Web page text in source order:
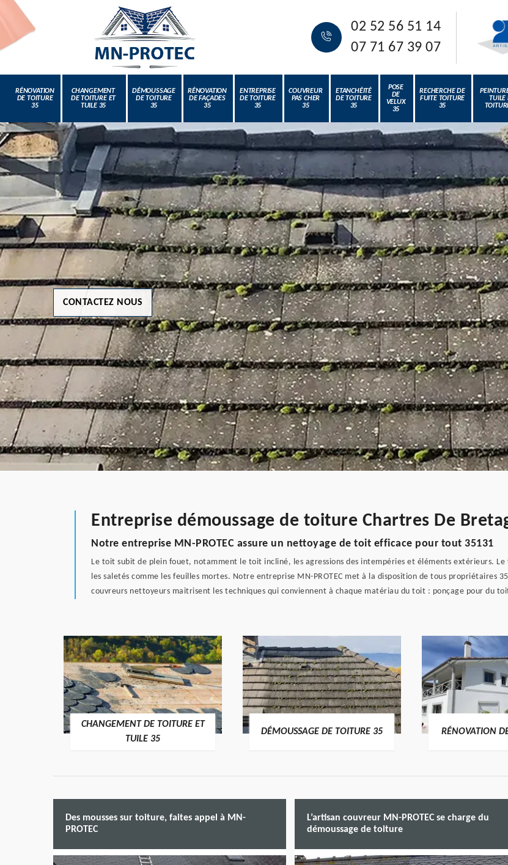
02 52 56 51 14
07 71 67 39 07
RÉNOVATION
DE TOITURE
35
CHANGEMENT
DE TOITURE ET
TUILE 35
DÉMOUSSAGE
DE TOITURE
35
RÉNOVATION
DE FAÇADES
35
ENTREPRISE
DE TOITURE
35
COUVREUR
PAS CHER
35
ETANCHÉITÉ
DE TOITURE
35
POSE
DE
VELUX
35
RECHERCHE DE
FUITE TOITURE
35
TUILE
CONTACTEZ NOUS
Entreprise démoussage de toiture Chartres De
Notre entreprise MN-PROTEC assure un nettoyage de toit efficace pour tout 35131
Le toit subit de plein fouet, notamment le toit incliné, les agressions des intempéries et éléments extérieurs.
les saletés comme les feuilles mortes. Notre entreprise MN-PROTEC met à la disposition de tous propriétaires
couvreurs nettoyeurs maitrisent les techniques qui conviennent à chaque matériau du toit : ponçage pour du
CHANGEMENT DE TOITURE ET
TUILE 35
DÉMOUSSAGE DE TOITURE 35 RÉNOVATION
Des mousses sur toiture, faites appel à MN-
PROTEC
L’artisan couvreur MN-PROTEC se charge du
démoussage de toiture